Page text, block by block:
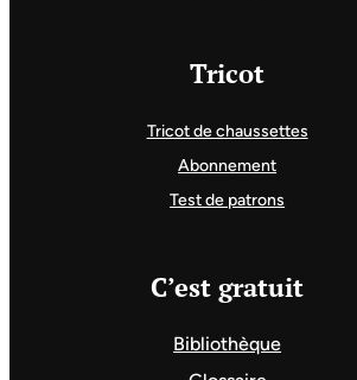
Tricot
Tricot de chaussettes
Abonnement
Test de patrons
C’est gratuit
Bibliothèque